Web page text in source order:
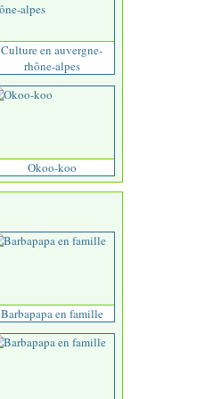
Culture en auvergne-
rhône-alpes
Okoo-koo
Barbapapa en famille